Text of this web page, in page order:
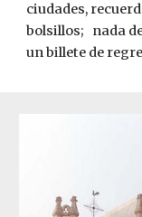
ciudades,
bolsillos;   nada
un billete de